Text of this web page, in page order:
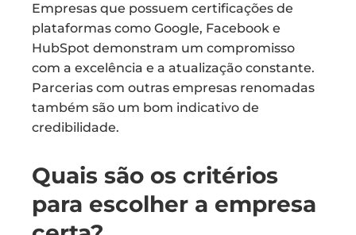
Empresas que possuem certificações de
plataformas como Google, Facebook e
HubSpot demonstram um compromisso
com a excelência e a atualização constante.
Parcerias com outras empresas renomadas
também são um bom indicativo de
credibilidade.
Quais são os critérios
para escolher a empresa